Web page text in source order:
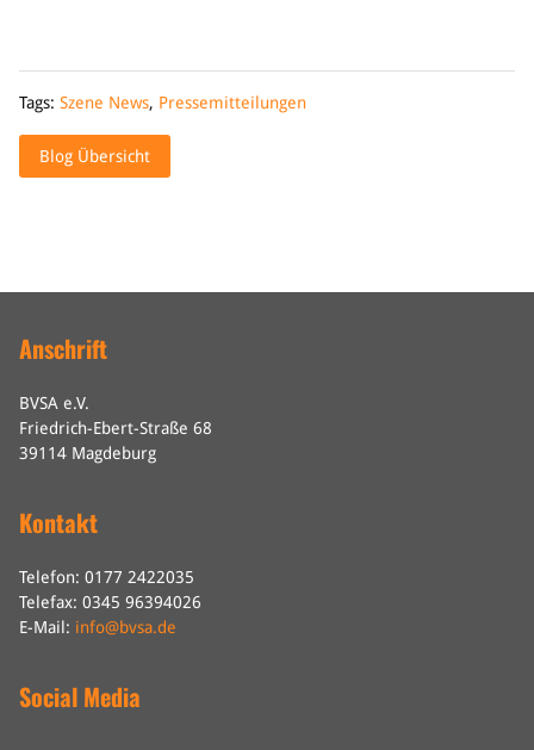
Tags: Szene News, Pressemitteilungen
Blog Übersicht
Anschrift
BVSA e.V.
Friedrich-Ebert-Straße 68
39114 Magdeburg
Kontakt
Telefon: 0177 2422035
Telefax: 0345 96394026
E-Mail: info@bvsa.de
Social Media